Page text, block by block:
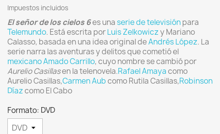
Impuestos incluidos
El señor de los cielos 6es unaserie de televisiónpara
Telemundo. Está escrita porLuis Zelkowiczy Mariano
Calasso, basada en una idea original deAndrés López. La
serie narra las aventuras y delitos que cometió el
mexicanoAmado Carrillo, cuyo nombre se cambió por
Aurelio Casillasen la telenovela.Rafael Amayacomo
Aurelio Casillas,Carmen Aubcomo Rutila Casillas,Robinson
Díazcomo El Cabo
Formato: DVD